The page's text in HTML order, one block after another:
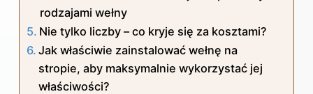
rodzajami wełny
Nie tylko liczby – co kryje się za kosztami?
Jak właściwie zainstalować wełnę na
stropie, aby maksymalnie wykorzystać jej
właściwości?